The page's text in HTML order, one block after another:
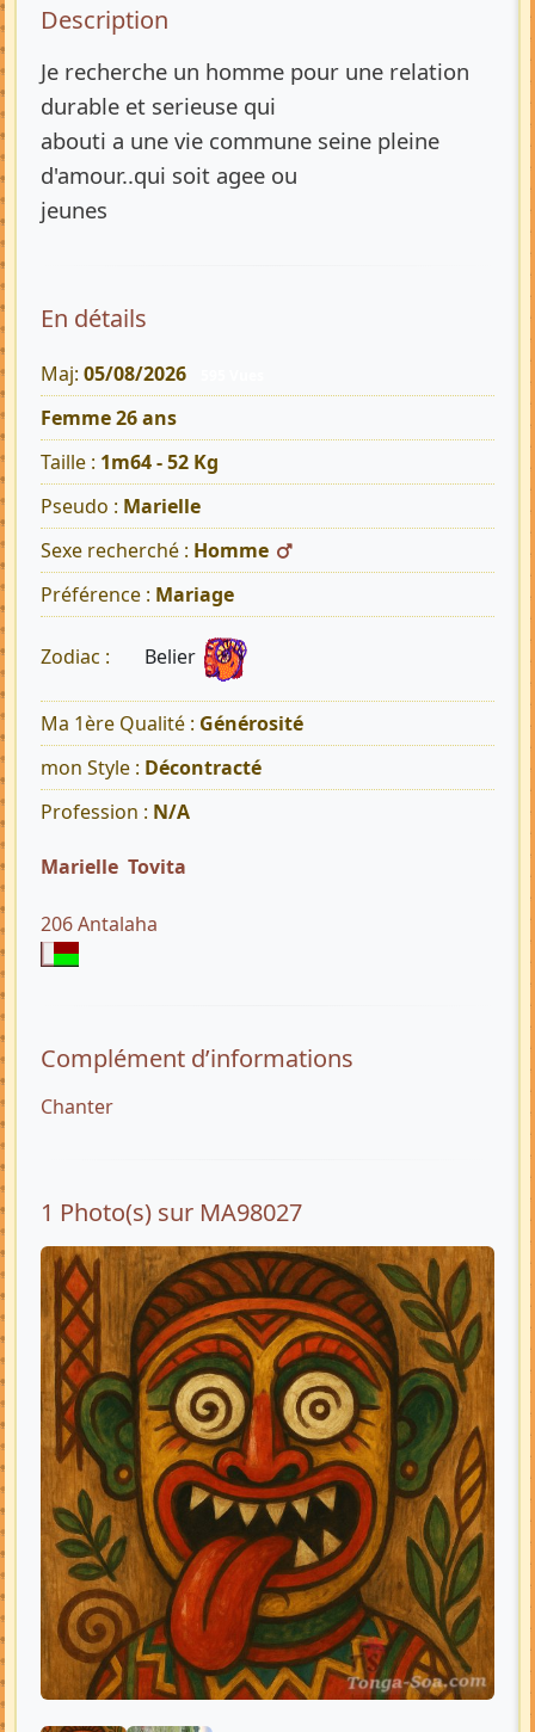
Description de l’annonce
Description
Je recherche un homme pour une relation
durable et serieuse qui
abouti a une vie commune seine pleine
d'amour..qui soit agee ou
jeunes
En détails
Maj: 05/08/2026
Femme 26 ans
Taille : 1m64 - 52 Kg
Pseudo : Marielle
Sexe recherché : Homme
Préférence : Mariage
Zodiac : Belier
Ma 1ère Qualité : Générosité
mon Style : Décontracté
Profession : N/A
Marielle Tovita
206 Antalaha
Complément d’informations
Chanter
1 Photo(s) sur MA98027